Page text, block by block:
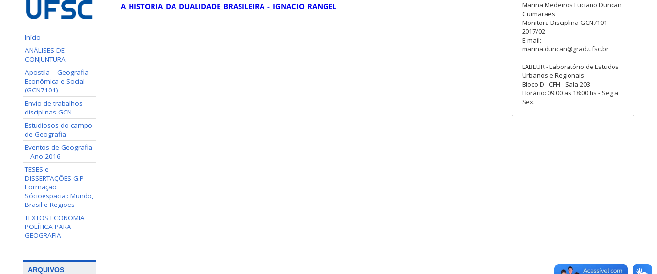
Início
ANÁLISES DE
CONJUNTURA
Apostila – Geografia
Econômica e Social
(GCN7101)
Envio de trabalhos
disciplinas GCN
Estudiosos do campo
de Geografia
Eventos de Geografia
– Ano 2016
TESES e
DISSERTAÇÕES G.P
Formação
Sócioespacial: Mundo,
Brasil e Regiões
TEXTOS ECONOMIA
POLÍTICA PARA
GEOGRAFIA
ARQUIVOS
A_HISTORIA_DA_DUALIDADE_BRASILEIRA_-_IGNACIO_RANGEL
Marina Medeiros Luciano Duncan
Guimarães
Monitora Disciplina GCN7101-
2017/02
E-mail:
marina.duncan@grad.ufsc.br
LABEUR - Laboratório de Estudos
Urbanos e Regionais
Bloco D - CFH - Sala 203
Horário: 09:00 as 18:00 hs - Seg a
Sex.